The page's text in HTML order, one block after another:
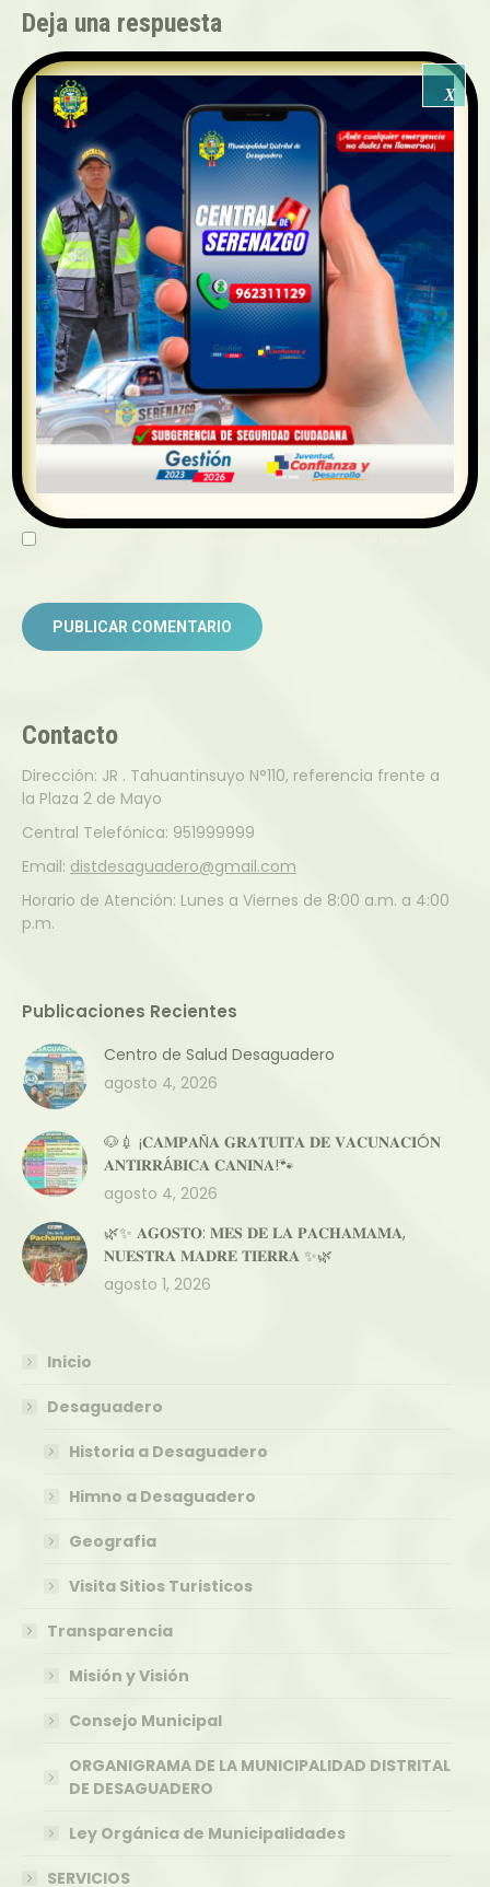
Deja una respuesta
Tu dirección de correo electrónico no será publicada. Los campos
requeridos están marcados*
Comentario
Nombre *
Correo electrónico *
Sitio web
PUBLICAR COMENTARIO
Contacto
Dirección: JR . Tahuantinsuyo N°110, referencia frente a
la Plaza 2 de Mayo
Central Telefónica: 951999999
Email: distdesaguadero@gmail.com
Horario de Atención: Lunes a Viernes de 8:00 a.m. a 4:00
p.m.
Publicaciones Recientes
Centro de Salud Desaguadero
agosto 4, 2026
🐶💉 ¡𝐂𝐀𝐌𝐏𝐀Ñ𝐀 𝐆𝐑𝐀𝐓𝐔𝐈𝐓𝐀 𝐃𝐄 𝐕𝐀𝐂𝐔𝐍𝐀𝐂𝐈Ó𝐍
𝐀𝐍𝐓𝐈𝐑𝐑Á𝐁𝐈𝐂𝐀 𝐂𝐀𝐍𝐈𝐍𝐀!🐾
agosto 4, 2026
🌿✨ 𝐀𝐆𝐎𝐒𝐓𝐎: 𝐌𝐄𝐒 𝐃𝐄 𝐋𝐀 𝐏𝐀𝐂𝐇𝐀𝐌𝐀𝐌𝐀,
𝐍𝐔𝐄𝐒𝐓𝐑𝐀 𝐌𝐀𝐃𝐑𝐄 𝐓𝐈𝐄𝐑𝐑𝐀 ✨🌿
agosto 1, 2026
Inicio
Desaguadero
Historia a Desaguadero
Himno a Desaguadero
Geografia
Visita Sitios Turisticos
Transparencia
Misión y Visión
Consejo Municipal
ORGANIGRAMA DE LA MUNICIPALIDAD DISTRITAL
DE DESAGUADERO
Ley Orgánica de Municipalidades
SERVICIOS
X